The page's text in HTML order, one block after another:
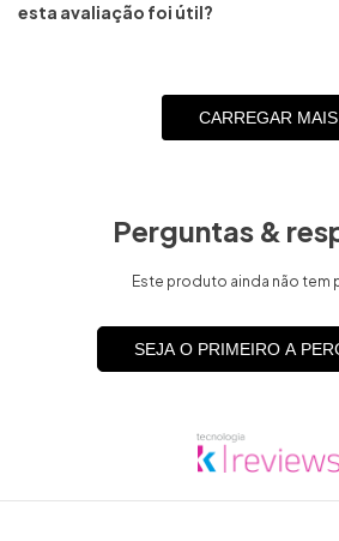
esta avaliação foi útil?
CARREGAR MAIS
Perguntas &
Este produto ainda não tem
SEJA O PRIMEIRO A